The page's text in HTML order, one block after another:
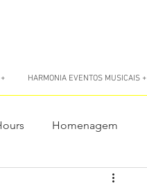
HARMONIA EVENTOS MUSICAIS +
Homenagem